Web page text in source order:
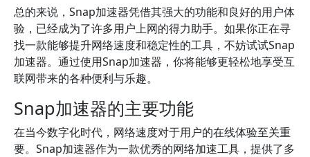
总的来说，Snap加速器凭借其强大的功能和良好的用户体
验，已经成为了许多用户上网的得力助手。如果你正在寻
找一款能够提升网络速度和稳定性的工具，不妨试试Snap
加速器。通过使用Snap加速器，你将能够更轻松地享受互
联网带来的各种便利与乐趣。
Snap加速器的主要功能
在当今数字化时代，网络速度对于用户的在线体验至关重
要。Snap加速器作为一款优秀的网络加速工具，提供了多